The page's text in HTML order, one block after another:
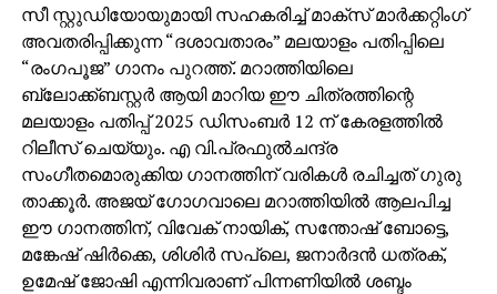
സീ സ്റ്റുഡിയോയുമായി സഹകരിച്ച് മാക്സ് മാർക്കറ്റിംഗ്
അവതരിപ്പിക്കുന്ന “ദശാവതാരം” മലയാളം പതിപ്പിലെ
“രംഗപൂജ” ഗാനം പുറത്ത്. മറാത്തിയിലെ
ബ്ലോക്ക്ബസ്റ്റർ ആയി മാറിയ ഈ ചിത്രത്തിന്റെ
മലയാളം പതിപ്പ് 2025 ഡിസംബർ 12 ന് കേരളത്തിൽ
റിലീസ് ചെയ്യും. എ വി.പ്രഫുൽചന്ദ്ര
സംഗീതമൊരുക്കിയ ഗാനത്തിന് വരികൾ രചിച്ചത് ഗുരു
താക്കൂർ. അജയ് ഗോഗവാലെ മറാത്തിയിൽ ആലപിച്ച
ഈ ഗാനത്തിന്, വിവേക് നായിക്, സന്തോഷ് ബോട്ടെ,
മങ്കേഷ് ഷിർക്കെ, ശിശിർ സപ്ലെ, ജനാർദൻ ധത്രക്,
ഉമേഷ് ജോഷി എന്നിവരാണ് പിന്നണിയിൽ ശബ്ദം